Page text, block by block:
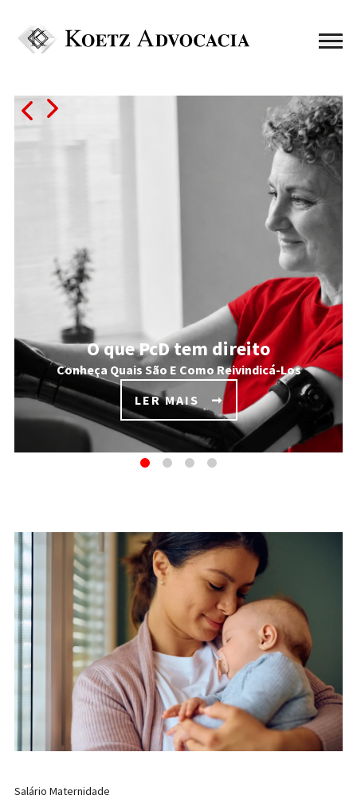
O que PcD tem direito
Conheça Quais São E Como Reivindicá-Los
LER MAIS
LISTAGEM DE POSTS
Salário Maternidade